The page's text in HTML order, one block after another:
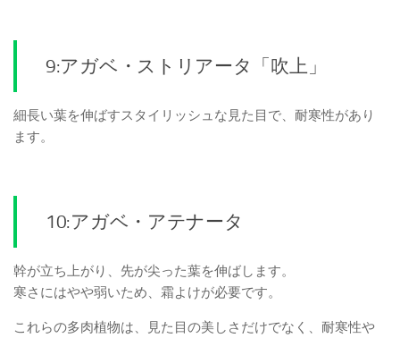
9:アガベ・ストリアータ「吹上」
細長い葉を伸ばすスタイリッシュな見た目で、耐寒性があり
ます。
10:アガベ・アテナータ
幹が立ち上がり、先が尖った葉を伸ばします。
寒さにはやや弱いため、霜よけが必要です。
これらの多肉植物は、見た目の美しさだけでなく、耐寒性や